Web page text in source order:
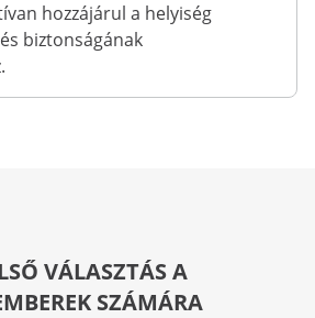
hozzájárul a helyiség
biztonságának
VÁLASZTÁS A
SZÁMÁRA